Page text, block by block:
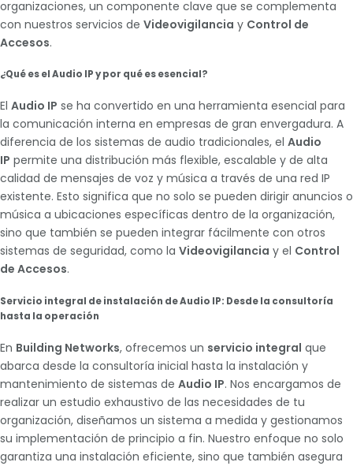
CamScope
Sobre Nosotros
Novedades
Contacto
organizaciones, un componente clave que se complementa
con nuestros servicios de Videovigilancia y Control de
Accesos.
¿Qué es el Audio IP y por qué es esencial?
El Audio IP se ha convertido en una herramienta esencial para
la comunicación interna en empresas de gran envergadura. A
diferencia de los sistemas de audio tradicionales, el Audio
IP permite una distribución más flexible, escalable y de alta
calidad de mensajes de voz y música a través de una red IP
existente. Esto significa que no solo se pueden dirigir anuncios o
música a ubicaciones específicas dentro de la organización,
sino que también se pueden integrar fácilmente con otros
sistemas de seguridad, como la Videovigilancia y el Control
de Accesos.
Servicio integral de instalación de Audio IP: Desde la consultoría
hasta la operación
En Building Networks, ofrecemos un servicio integral que
abarca desde la consultoría inicial hasta la instalación y
mantenimiento de sistemas de Audio IP. Nos encargamos de
realizar un estudio exhaustivo de las necesidades de tu
organización, diseñamos un sistema a medida y gestionamos
su implementación de principio a fin. Nuestro enfoque no solo
garantiza una instalación eficiente, sino que también asegura